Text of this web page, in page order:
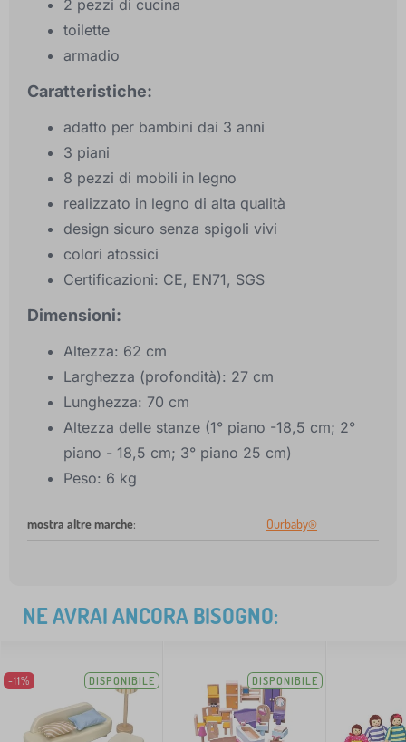
2 pezzi di cucina
toilette
armadio
Caratteristiche:
adatto per bambini dai 3 anni
3 piani
8 pezzi di mobili in legno
realizzato in legno di alta qualità
design sicuro senza spigoli vivi
colori atossici
Certificazioni: CE, EN71, SGS
Dimensioni:
Altezza: 62 cm
Larghezza (profondità): 27 cm
Lunghezza: 70 cm
Altezza delle stanze (1° piano -18,5 cm; 2°
piano - 18,5 cm; 3° piano 25 cm)
Peso: 6 kg
mostra altre marche: Ourbaby®
NE AVRAI ANCORA BISOGNO:
-11% DISPONIBILE DISPONIBILE